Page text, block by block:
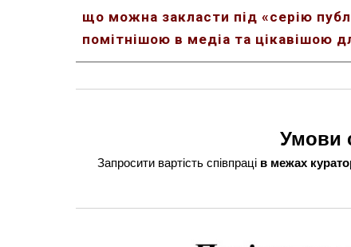
що можна закласти під «серію
помітнішою в медіа та цікавішою
Умови
Запросити вартість співпраці в межах